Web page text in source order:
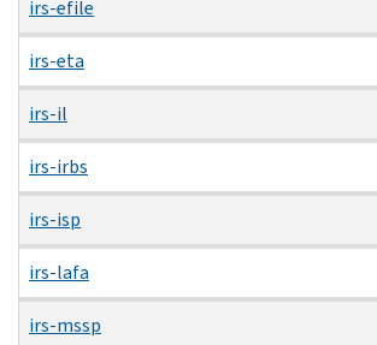
irs-efile
irs-eta
irs-il
irs-irbs
irs-isp
irs-lafa
irs-mssp